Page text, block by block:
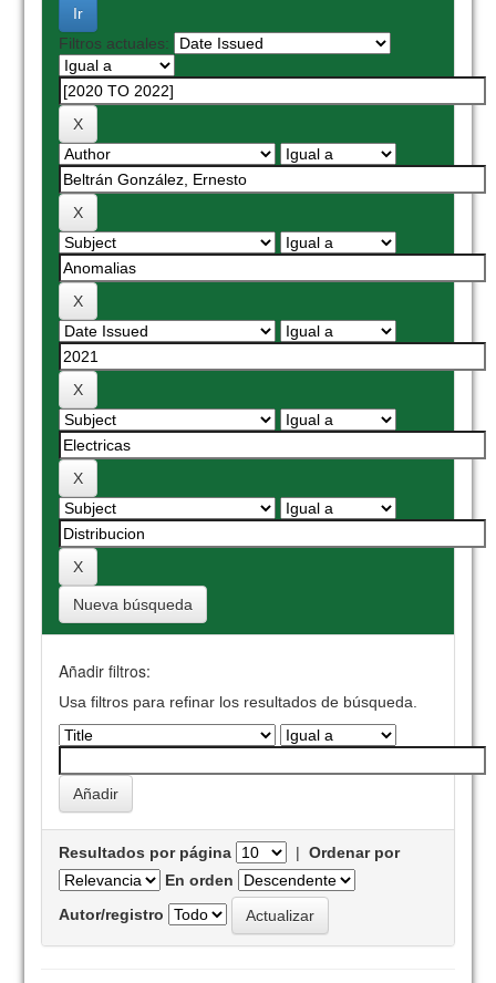
Filtros actuales:
Nueva búsqueda
Añadir filtros:
Usa filtros para refinar los resultados de búsqueda.
Resultados por página |Ordenar por
En orden
Autor/registro